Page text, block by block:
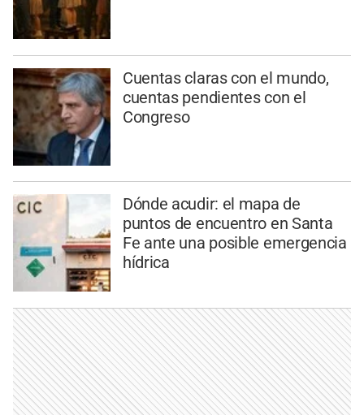
Cuentas claras con el mundo,
cuentas pendientes con el
Congreso
Dónde acudir: el mapa de
puntos de encuentro en Santa
Fe ante una posible emergencia
hídrica